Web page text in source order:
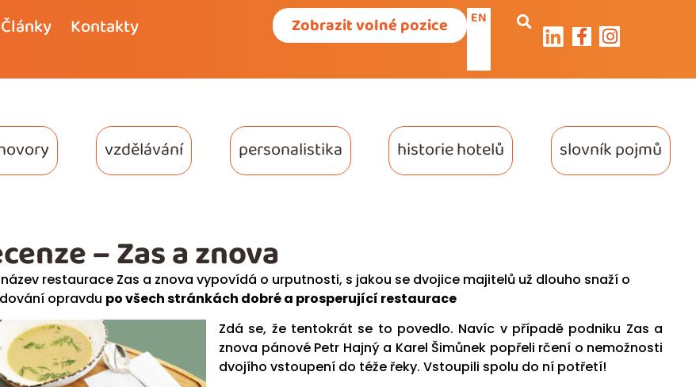
Články Kontakty Zobrazit volné pozice EN
vzdělávání personalistika historie hotelů slovník pojmů
restaurace Zas a znova vypovídá o urputnosti, s jakou se dvojice majitelů už dlouho snaží o
opravdu po všech stránkách dobré a prosperující restaurace
Zdá se, že tentokrát se to povedlo. Navíc v případě podniku Zas a
znova pánové Petr Hajný a Karel Šimůnek popřeli rčení o nemožnosti
dvojího vstoupení do téže řeky. Vstoupili spolu do ní potřetí!
– Zas a znova